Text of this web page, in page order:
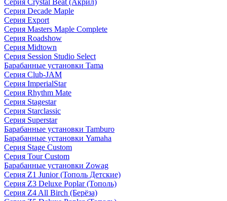
Серия Crystal Beat (Акрил)
Серия Decade Maple
Серия Export
Серия Masters Maple Complete
Серия Roadshow
Серия Midtown
Серия Session Studio Select
Барабанные установки Tama
Серия Club-JAM
Серия ImperialStar
Серия Rhythm Mate
Серия Stagestar
Серия Starclassic
Серия Superstar
Барабанные установки Tamburo
Барабанные установки Yamaha
Серия Stage Custom
Серия Tour Custom
Барабанные установки Zowag
Серия Z1 Junior (Тополь Детские)
Серия Z3 Deluxe Poplar (Тополь)
Серия Z4 All Birch (Берёза)